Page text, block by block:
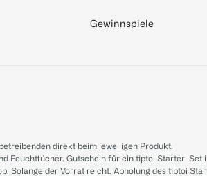
Gewinnspiele
direkt beim jeweiligen Produkt.
Feuchttücher. Gutschein für ein tiptoi Starter-
Solange der Vorrat reicht. Abholung des tiptoi